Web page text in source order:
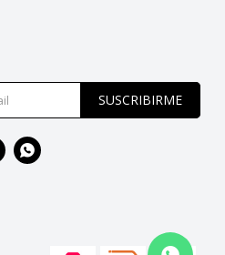
SUSCRIBIRME
